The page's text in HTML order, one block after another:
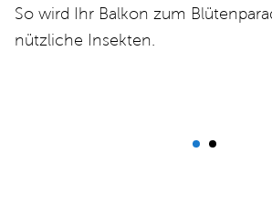
So wird Ihr Balkon zum
nützliche Insekten.